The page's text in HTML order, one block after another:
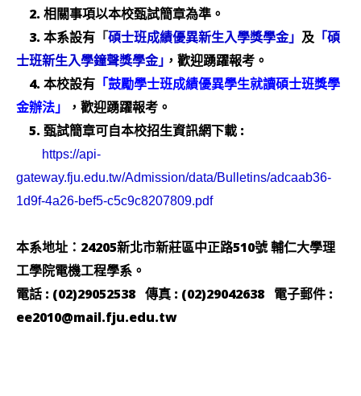
2. 相關事項以本校甄試簡章為準。
3. 本系設有 「碩士班成績優異新生入學獎學金」 及 「碩
士班新生入學鐘聲獎學金｣ ，歡迎踴躍報考。
4. 本校設有 「鼓勵學士班成績優異學生就讀碩士班獎學
金辦法」
，歡迎踴躍報考。
5. 甄試簡章可自本校招生資訊網下載 :
https://api-
gateway.fju.edu.tw/Admission/data/Bulletins/adcaab36-
1d9f-4a26-bef5-c5c9c8207809.pdf
本系地址：24205新北市新莊區中正路510號 輔仁大學理
工學院電機工程學系。
電話 : (02)29052538 傳真 : (02)29042638 電子郵件 :
ee2010@mail.fju.edu.tw